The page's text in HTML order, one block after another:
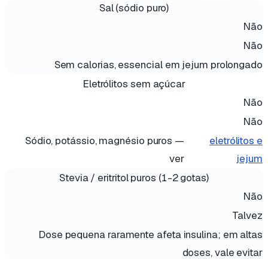
Sal (sódio puro)
Não
Não
Sem calorias, essencial em jejum prolongado
Eletrólitos sem açúcar
Não
Não
Sódio, potássio, magnésio puros —
ver
eletrólitos e
jejum
Stevia / eritritol puros (1-2 gotas)
Não
Talvez
Dose pequena raramente afeta insulina; em altas
doses, vale evitar